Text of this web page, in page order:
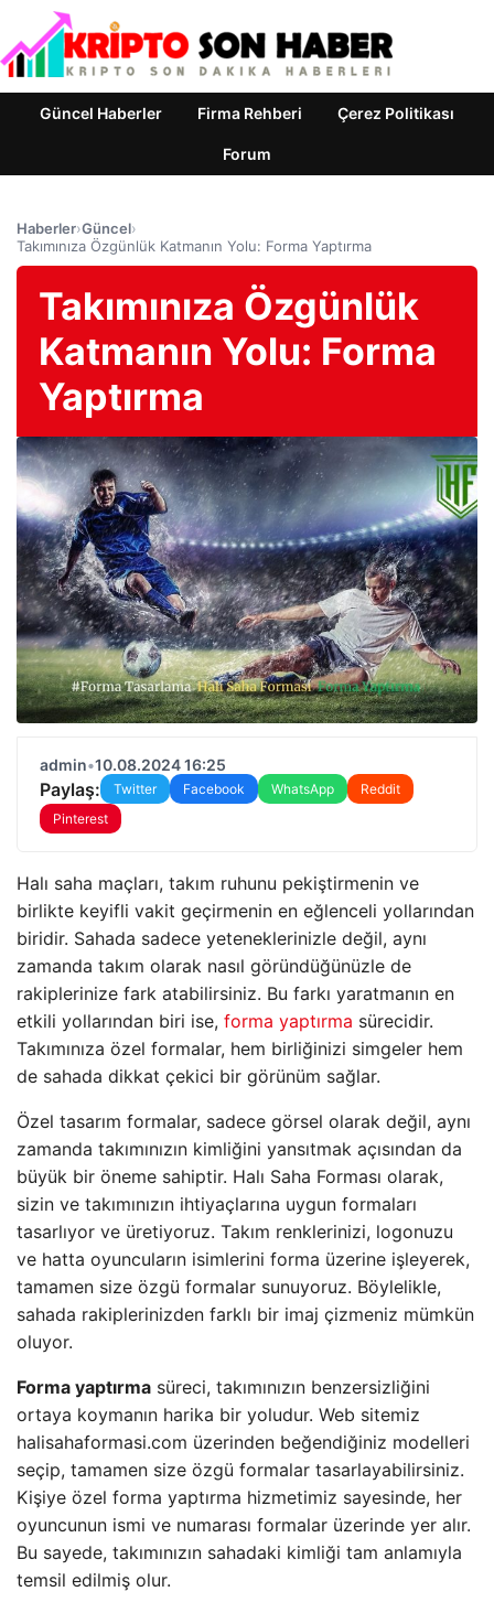
Güncel Haberler Firma Rehberi Çerez Politikası
Forum
Haberler›Güncel›
Takımınıza Özgünlük Katmanın Yolu: Forma Yaptırma
Takımınıza Özgünlük
Katmanın Yolu: Forma
Yaptırma
admin•10.08.2024 16:25
Paylaş: Twitter Facebook WhatsApp
Reddit
Pinterest
Halı saha maçları, takım ruhunu pekiştirmenin ve
birlikte keyifli vakit geçirmenin en eğlenceli yollarından
biridir. Sahada sadece yeteneklerinizle değil, aynı
zamanda takım olarak nasıl göründüğünüzle de
rakiplerinize fark atabilirsiniz. Bu farkı yaratmanın en
etkili yollarından biri ise, forma yaptırma sürecidir.
Takımınıza özel formalar, hem birliğinizi simgeler hem
de sahada dikkat çekici bir görünüm sağlar.
Özel tasarım formalar, sadece görsel olarak değil, aynı
zamanda takımınızın kimliğini yansıtmak açısından da
büyük bir öneme sahiptir. Halı Saha Forması olarak,
sizin ve takımınızın ihtiyaçlarına uygun formaları
tasarlıyor ve üretiyoruz. Takım renklerinizi, logonuzu
ve hatta oyuncuların isimlerini forma üzerine işleyerek,
tamamen size özgü formalar sunuyoruz. Böylelikle,
sahada rakiplerinizden farklı bir imaj çizmeniz mümkün
oluyor.
Forma yaptırma süreci, takımınızın benzersizliğini
ortaya koymanın harika bir yoludur. Web sitemiz
halisahaformasi.com üzerinden beğendiğiniz modelleri
seçip, tamamen size özgü formalar tasarlayabilirsiniz.
Kişiye özel forma yaptırma hizmetimiz sayesinde, her
oyuncunun ismi ve numarası formalar üzerinde yer alır.
Bu sayede, takımınızın sahadaki kimliği tam anlamıyla
temsil edilmiş olur.